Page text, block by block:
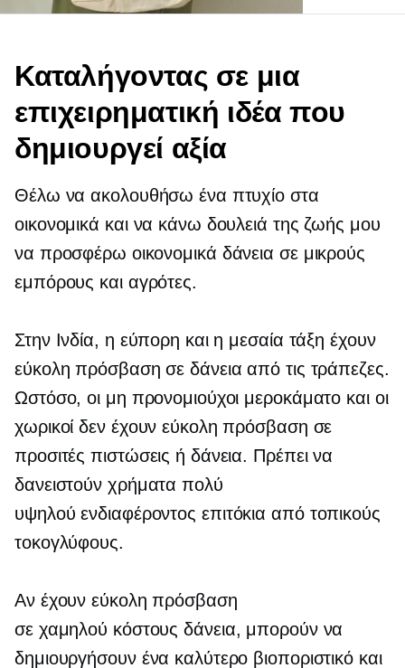
Καταλήγοντας σε μια
επιχειρηματική ιδέα που
δημιουργεί αξία
Θέλω να ακολουθήσω ένα πτυχίο στα
οικονομικά και να κάνω δουλειά της ζωής μου
να προσφέρω οικονομικά δάνεια σε μικρούς
εμπόρους και αγρότες.
Στην Ινδία, η εύπορη και η μεσαία τάξη έχουν
εύκολη πρόσβαση σε δάνεια από τις τράπεζες.
Ωστόσο, οι μη προνομιούχοι μεροκάματο και οι
χωρικοί δεν έχουν εύκολη πρόσβαση σε
προσιτές πιστώσεις ή δάνεια. Πρέπει να
δανειστούν χρήματα πολύ
υψηλού ενδιαφέροντος επιτόκια από τοπικούς
τοκογλύφους.
Αν έχουν εύκολη πρόσβαση
σε χαμηλού κόστους δάνεια, μπορούν να
δημιουργήσουν ένα καλύτερο βιοποριστικό και